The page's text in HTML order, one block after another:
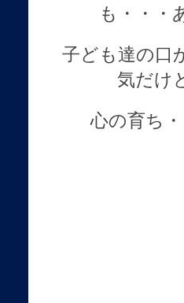
も・・・
子ども達の口
気だけ
心の育ち